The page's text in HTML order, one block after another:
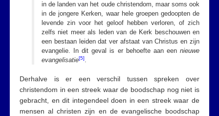
in de landen van het oude christendom, maar soms ook
in de jongere Kerken, waar hele groepen gedoopten de
levende zin voor het geloof hebben verloren, of zich
zelfs niet meer als leden van de Kerk beschouwen en
een bestaan leiden dat ver afstaat van Christus en zijn
evangelie. In dit geval is er behoefte aan een nieuwe
evangelisatie[5].
Derhalve is er een verschil tussen spreken over
christendom in een streek waar de boodschap nog niet is
gebracht, en dit integendeel doen in een streek waar de
mensen al christen zijn en de evangelische boodschap